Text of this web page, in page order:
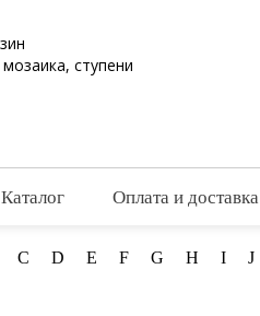
ступени
Каталог Оплата и доставка
C D E F G H I J